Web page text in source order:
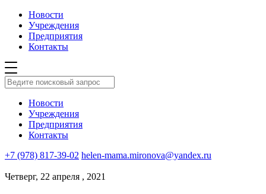
Новости
Учреждения
Предприятия
Контакты
Новости
Учреждения
Предприятия
Контакты
+7 (978) 817-39-02 helen-mama.mironova@yandex.ru
Четверг, 22 апреля , 2021